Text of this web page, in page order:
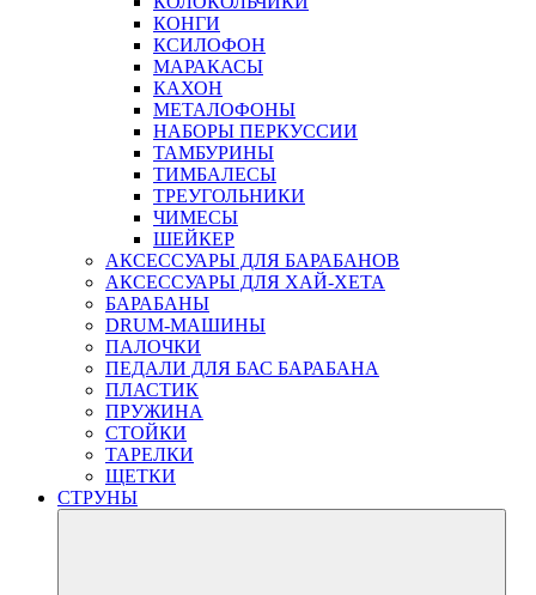
КОНГИ
КСИЛОФОН
МАРАКАСЫ
КАХОН
МЕТАЛОФОНЫ
НАБОРЫ ПЕРКУССИИ
ТАМБУРИНЫ
ТИМБАЛЕСЫ
ТРЕУГОЛЬНИКИ
ЧИМЕСЫ
ШЕЙКЕР
АКСЕССУАРЫ ДЛЯ БАРАБАНОВ
АКСЕССУАРЫ ДЛЯ ХАЙ-ХЕТА
БАРАБАНЫ
DRUM-МАШИНЫ
ПАЛОЧКИ
ПЕДАЛИ ДЛЯ БАС БАРАБАНА
ПЛАСТИК
ПРУЖИНА
СТОЙКИ
ТАРЕЛКИ
ЩЕТКИ
СТРУНЫ